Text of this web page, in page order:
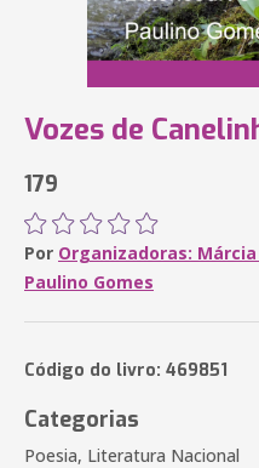
Vozes de
179
Por Organizadoras:
Paulino Gomes
Código do livro: 469851
Categorias
Poesia, Literatura Nacional